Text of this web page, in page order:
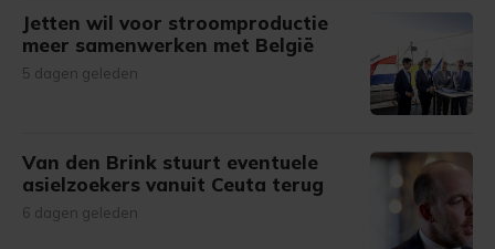
Jetten wil voor stroomproductie
meer samenwerken met België
5 dagen geleden
Van den Brink stuurt eventuele
asielzoekers vanuit Ceuta terug
6 dagen geleden